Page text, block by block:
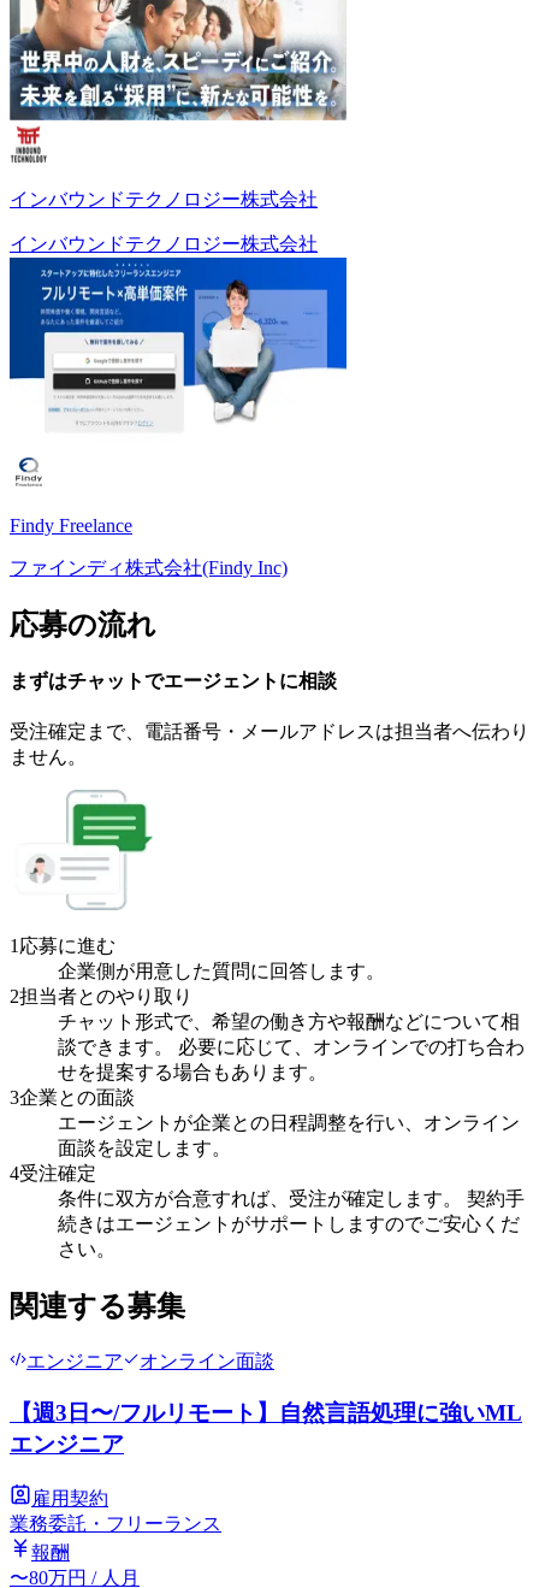
インバウンドテクノロジー株式会社
インバウンドテクノロジー株式会社
Findy Freelance
ファインディ株式会社(Findy Inc)
応募の流れ
まずはチャットでエージェント に相談
受注確定まで、 電話番号・メールアドレスは担当者へ伝わり
ません。
1応募に進む
企業側が用意した質問に回答します。
2担当者とのやり取り
チャット形式で、希望の働き方や報酬などについて相
談できます。 必要に応じて、オンラインでの打ち合わ
せを提案する場合もあります。
3企業との面談
エージェントが企業との日程調整を行い、オンライン
面談を設定します。
4受注確定
条件に双方が合意すれば、受注が確定します。 契約手
続きはエージェントがサポートしますのでご安心くだ
さい。
関連する募集
エンジニア オンライン面談
【週3日〜/フルリモート】自然言語処理に強いML
エンジニア
雇用契約
業務委託・フリーランス
報酬
〜80万円 / 人月